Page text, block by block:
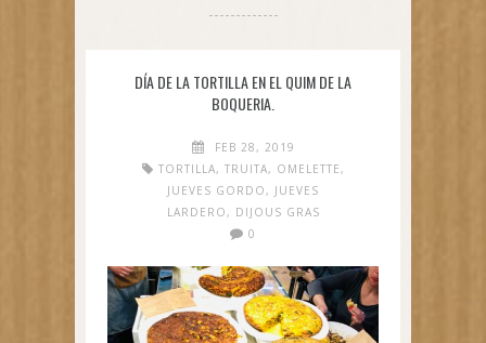
DÍA DE LA TORTILLA EN EL QUIM DE LA
BOQUERIA.
FEB 28, 2019
TORTILLA, TRUITA, OMELETTE,
JUEVES GORDO, JUEVES
LARDERO, DIJOUS GRAS
0